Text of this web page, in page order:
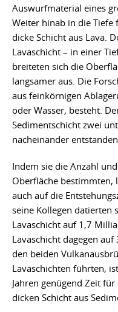
Auswurfmaterial eines
Weiter hinab in die
dicke Schicht aus Lava.
Lavaschicht – in einer
breiteten sich die
langsamer aus. Die
aus feinkörnigen
oder Wasser, besteht.
Sedimentschicht zwei
nacheinander entstanden
Indem sie die Anzahl
Oberfläche bestimmten,
auch auf die
seine Kollegen datierten
Lavaschicht auf 1,7
Lavaschicht dagegen
den beiden
Lavaschichten führten,
Jahren genügend Zeit
dicken Schicht aus